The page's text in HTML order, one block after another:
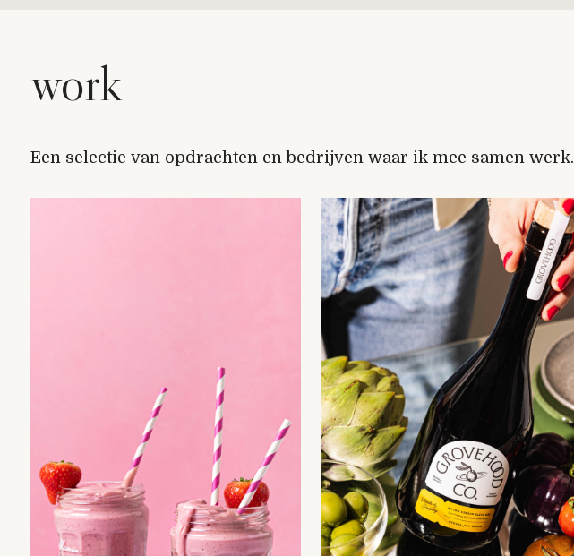
work
Een selectie van opdrachten en bedrijven waar ik mee samen werk.